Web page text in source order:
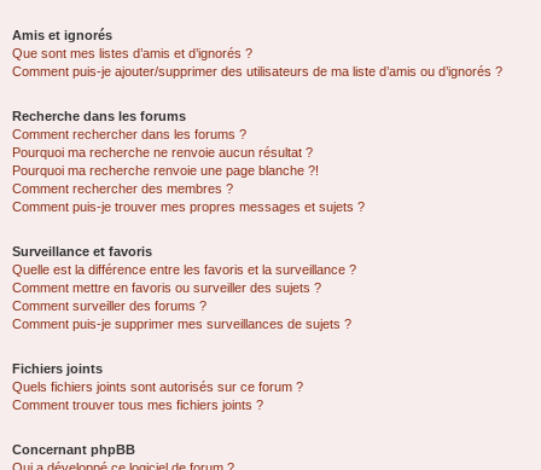
Amis et ignorés
Que sont mes listes d’amis et d’ignorés ?
Comment puis-je ajouter/supprimer des utilisateurs de ma liste d’amis ou d’ignorés ?
Recherche dans les forums
Comment rechercher dans les forums ?
Pourquoi ma recherche ne renvoie aucun résultat ?
Pourquoi ma recherche renvoie une page blanche ?!
Comment rechercher des membres ?
Comment puis-je trouver mes propres messages et sujets ?
Surveillance et favoris
Quelle est la différence entre les favoris et la surveillance ?
Comment mettre en favoris ou surveiller des sujets ?
Comment surveiller des forums ?
Comment puis-je supprimer mes surveillances de sujets ?
Fichiers joints
Quels fichiers joints sont autorisés sur ce forum ?
Comment trouver tous mes fichiers joints ?
Concernant phpBB